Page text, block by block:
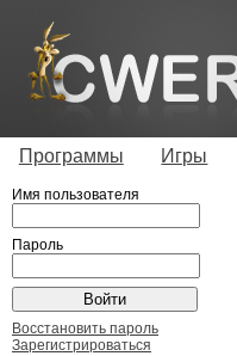
Программы Игры
Имя пользователя
Пароль
Восстановить пароль
Зарегистрироваться